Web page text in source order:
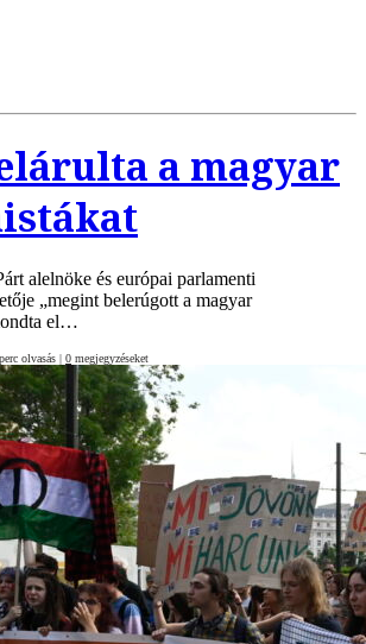
a magyar
alelnöke és európai parlamenti
„megint belerúgott a magyar
el…
olvasás | 0 megjegyzéseket